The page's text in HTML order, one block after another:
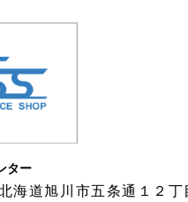
ター
道旭川市五条通１２丁